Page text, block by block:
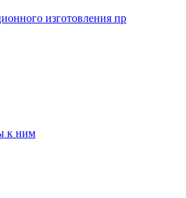
изготовления пр
к ним